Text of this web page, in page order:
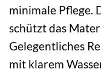
minimale Pflege.
schützt das
Gelegentliches
mit klarem